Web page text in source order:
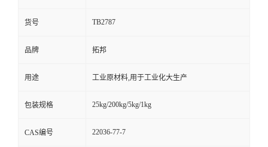
货号 TB2787
品牌 拓邦
用途 工业原材料,用于工业化大生产
包装规格 25kg/200kg/5kg/1kg
CAS编号 22036-77-7